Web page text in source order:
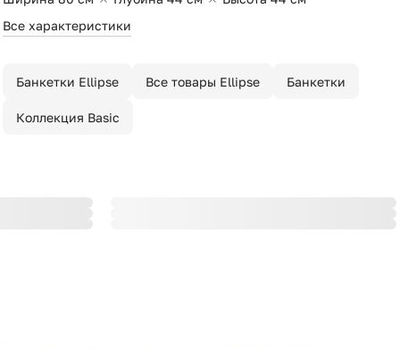
Все характеристики
Банкетки Ellipse Все товары Ellipse Банкетки
Коллекция Basic